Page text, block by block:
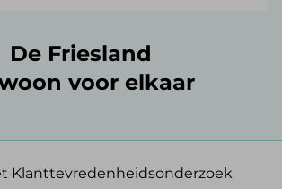
De Friesland
voor elkaar
Klanttevredenheidsonderzoek